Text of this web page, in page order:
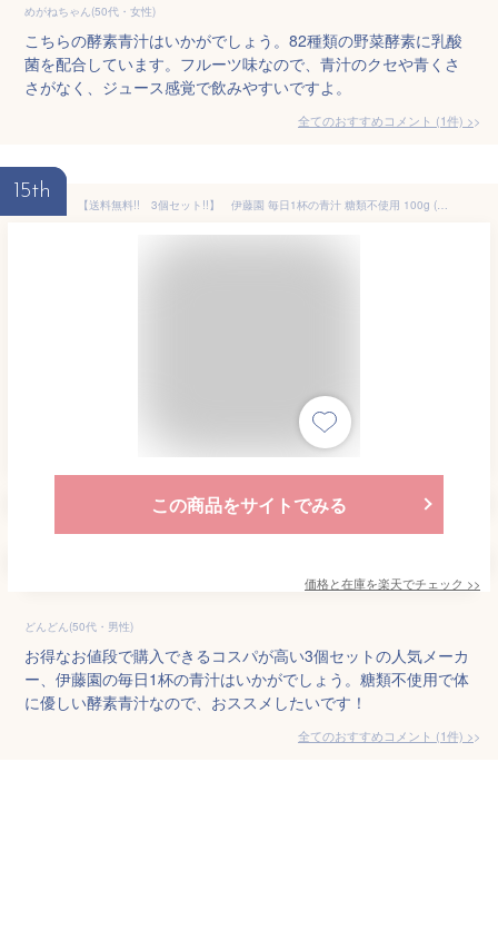
めがねちゃん(50代・女性)
こちらの酵素青汁はいかがでしょう。82種類の野菜酵素に乳酸
菌を配合しています。フルーツ味なので、青汁のクセや青くさ
さがなく、ジュース感覚で飲みやすいですよ。
全てのおすすめコメント (1件) >
15th
【送料無料!! 3個セット!!】 伊藤園 毎日1杯の青汁 糖類不使用 100g (5.0g×20包)×3個 無糖 毎日1杯の青汁 毎日 青汁 無糖 乳酸菌 酵素 食物繊維
この商品をサイトでみる
価格と在庫を楽天でチェック >>
どんどん(50代・男性)
お得なお値段で購入できるコスパが高い3個セットの人気メーカ
ー、伊藤園の毎日1杯の青汁はいかがでしょう。糖類不使用で体
に優しい酵素青汁なので、おススメしたいです！
全てのおすすめコメント (1件) >